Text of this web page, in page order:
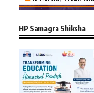
HP Samagra Shiksha